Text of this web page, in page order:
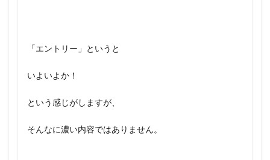
「エントリー」というと
いよいよか！
という感じがしますが、
そんなに濃い内容ではありません。